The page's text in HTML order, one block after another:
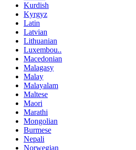
Kurdish
Kyrgyz
Latin
Latvian
Lithuanian
Luxembou..
Macedonian
Malagasy
Malay
Malayalam
Maltese
Maori
Marathi
Mongolian
Burmese
Nepali
Norwegian